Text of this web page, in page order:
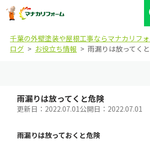
千葉の外壁塗装や屋根工事ならマナカリフ
ログ
お役立ち情報 雨漏りは放ってく
雨漏りは放ってくと危険
更新日： 2022.07.01公開日： 2022.07.01
雨漏りは放っておくと危険